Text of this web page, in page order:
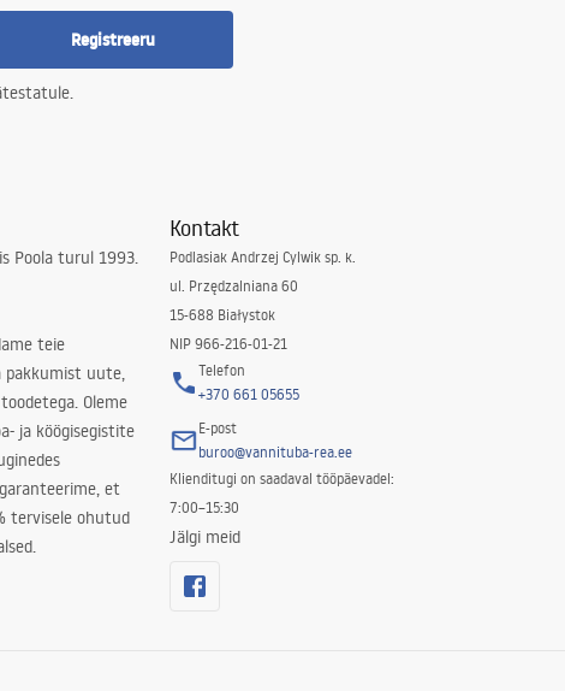
Registreeru
Poola turul 1993.
teie
pakkumist uute,
Oleme
ja köögisegistite
et
tervisele ohutud
Kontakt
Podlasiak Andrzej Cylwik sp. k.
ul. Przędzalniana 60
15-688 Białystok
NIP 966-216-01-21
Telefon
+370 661 05655
E-post
buroo@vannituba-rea.ee
Klienditugi on saadaval tööpäevadel:
7:00–15:30
Jälgi meid